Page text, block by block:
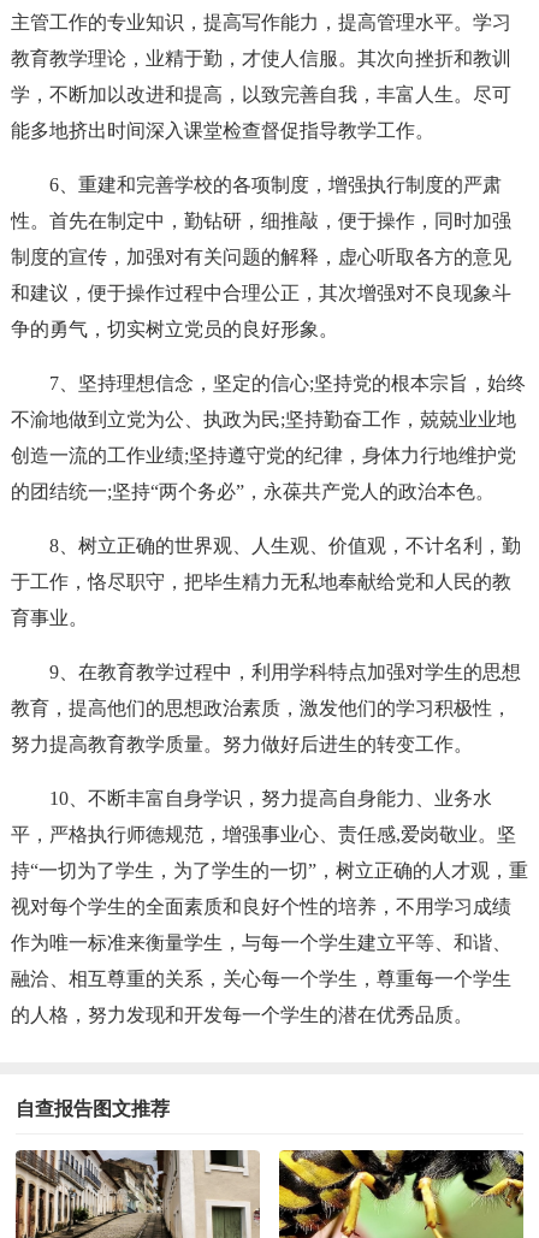
主管工作的专业知识，提高写作能力，提高管理水平。学习
教育教学理论，业精于勤，才使人信服。其次向挫折和教训
学，不断加以改进和提高，以致完善自我，丰富人生。尽可
能多地挤出时间深入课堂检查督促指导教学工作。
6、重建和完善学校的各项制度，增强执行制度的严肃
性。首先在制定中，勤钻研，细推敲，便于操作，同时加强
制度的宣传，加强对有关问题的解释，虚心听取各方的意见
和建议，便于操作过程中合理公正，其次增强对不良现象斗
争的勇气，切实树立党员的良好形象。
7、坚持理想信念，坚定的信心;坚持党的根本宗旨，始终
不渝地做到立党为公、执政为民;坚持勤奋工作，兢兢业业地
创造一流的工作业绩;坚持遵守党的纪律，身体力行地维护党
的团结统一;坚持“两个务必”，永葆共产党人的政治本色。
8、树立正确的世界观、人生观、价值观，不计名利，勤
于工作，恪尽职守，把毕生精力无私地奉献给党和人民的教
育事业。
9、在教育教学过程中，利用学科特点加强对学生的思想
教育，提高他们的思想政治素质，激发他们的学习积极性，
努力提高教育教学质量。努力做好后进生的转变工作。
10、不断丰富自身学识，努力提高自身能力、业务水
平，严格执行师德规范，增强事业心、责任感,爱岗敬业。坚
持“一切为了学生，为了学生的一切”，树立正确的人才观，重
视对每个学生的全面素质和良好个性的培养，不用学习成绩
作为唯一标准来衡量学生，与每一个学生建立平等、和谐、
融洽、相互尊重的关系，关心每一个学生，尊重每一个学生
的人格，努力发现和开发每一个学生的潜在优秀品质。
自查报告图文推荐